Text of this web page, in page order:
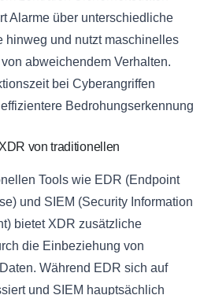
Alarme über unterschiedliche
hinweg und nutzt maschinelles
abweichendem Verhalten.
bei Cyberangriffen
Bedrohungserkennung
von traditionellen
Tools wie EDR (Endpoint
und SIEM (Security Information
bietet XDR zusätzliche
die Einbeziehung von
Während EDR sich auf
und SIEM hauptsächlich